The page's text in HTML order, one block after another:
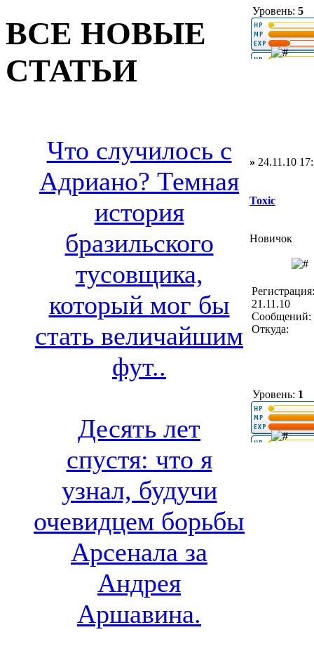
ВСЕ НОВЫЕ
СТАТЬИ
Что случилось с
Адриано? Темная
история
бразильского
тусовщика,
который мог бы
стать величайшим
фут..
Десять лет
спустя: что я
узнал, будучи
очевидцем борьбы
Арсенала за
Андрея
Аршавина.
Уровень: 5
» 24.11.10
Toxic
Новичок
Регистрация:
21.11.10
Сообщений:
Откуда:
Уровень: 1